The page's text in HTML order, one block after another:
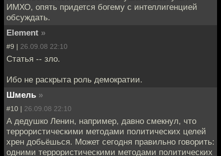
ИМХО, опять придется богему с интеллигенцией
обсуждать.
Element »
#9 | 26.09.08 22:10
Статья -- зло.
Ибо не раскрыта роль демократии.
Шмель »
#10 | 26.09.08 22:10
А дедушко Ленин, например, давно смекнул, что
террористическими методами политических целей
хрен добьёшься. Может сегодня правильно говорить:
одними террористическими методами политических